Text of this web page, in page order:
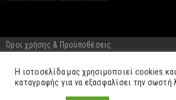
Όροι χρήσης & Προϋποθέσεις
©2026. All Rights Reserved. Development by
Η ιστοσελίδα μας χρησιμοποιεί cookies
καταγραφής για να εξασφαλίσει την σωστή